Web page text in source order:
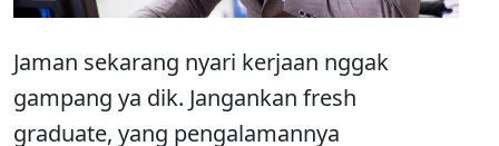
Jaman sekarang nyari kerjaan nggak
gampang ya dik. Jangankan fresh
graduate, yang pengalamannya